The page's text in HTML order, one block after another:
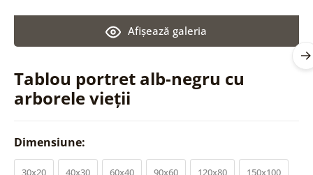
Tablou portret alb-negru cu
arborele vieții
Afişează galeria
Dimensiune:
30x20 40x30 60x40 90x60 120x80 150x100